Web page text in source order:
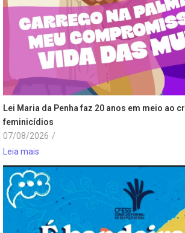
Lei Maria da Penha faz 20 anos em meio ao
feminicídios
07/08/2026 /
Leia mais